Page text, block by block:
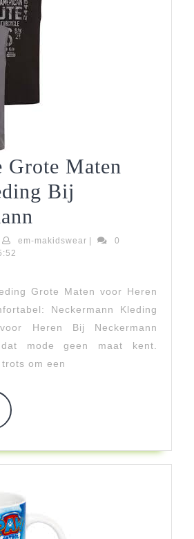
Maten
Bij
Grote
Herenkleding
Bij
Neckermann
em-makidswearem-
|
0
Grote Maten voor Heren
Neckermann Kleding
Heren Bij Neckermann
mode geen maat kent.
om een
Read